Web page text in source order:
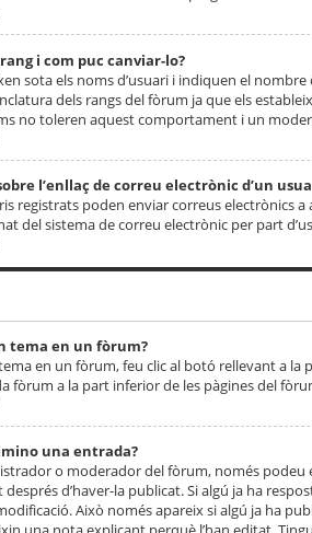
i com puc canviar-lo?
sota els noms d’usuari i indiquen el
dels rangs del fòrum ja que els
no toleren aquest comportament i un
l’enllaç de correu electrònic d’un
registrats poden enviar correus electrònics
del sistema de correu electrònic per part
tema en un fòrum?
en un fòrum, feu clic al botó rellevant a
fòrum a la part inferior de les pàgines del
una entrada?
o moderador del fòrum, només podeu
d’haver-la publicat. Si algú ja ha
Això només apareix si algú ja ha